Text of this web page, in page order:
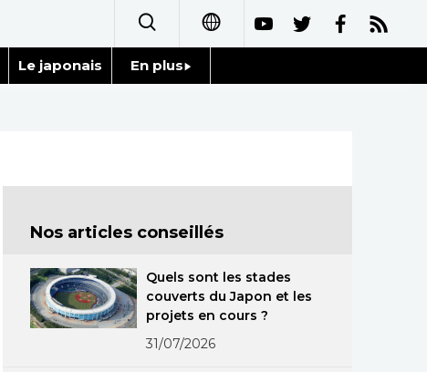
العربية
Русский
Le japonais En plus
Images
Vidéos
Nos articles conseillés
Quels sont les stades
couverts du Japon et les
projets en cours ?
31/07/2026